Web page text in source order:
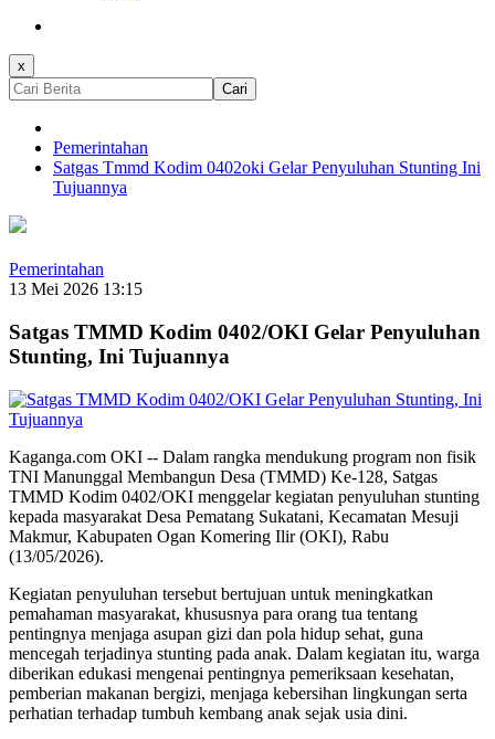
x
Cari
Pemerintahan
Satgas Tmmd Kodim 0402oki Gelar Penyuluhan Stunting Ini
Tujuannya
Pemerintahan
13 Mei 2026 13:15
Satgas TMMD Kodim 0402/OKI Gelar Penyuluhan
Stunting, Ini Tujuannya
Kaganga.com OKI -- Dalam rangka mendukung program non fisik
TNI Manunggal Membangun Desa (TMMD) Ke-128, Satgas
TMMD Kodim 0402/OKI menggelar kegiatan penyuluhan stunting
kepada masyarakat Desa Pematang Sukatani, Kecamatan Mesuji
Makmur, Kabupaten Ogan Komering Ilir (OKI), Rabu
(13/05/2026).
Kegiatan penyuluhan tersebut bertujuan untuk meningkatkan
pemahaman masyarakat, khususnya para orang tua tentang
pentingnya menjaga asupan gizi dan pola hidup sehat, guna
mencegah terjadinya stunting pada anak. Dalam kegiatan itu, warga
diberikan edukasi mengenai pentingnya pemeriksaan kesehatan,
pemberian makanan bergizi, menjaga kebersihan lingkungan serta
perhatian terhadap tumbuh kembang anak sejak usia dini.